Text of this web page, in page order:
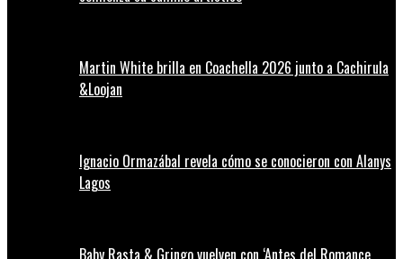
Martin White brilla en Coachella 2026 junto a Cachirula
&Loojan
Ignacio Ormazábal revela cómo se conocieron con Alanys
Lagos
Baby Rasta & Gringo vuelven con ‘Antes del Romance